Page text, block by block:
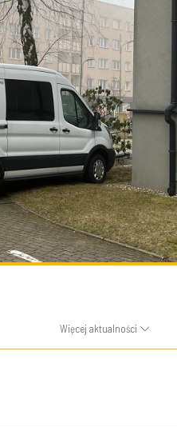
Więcej aktualności